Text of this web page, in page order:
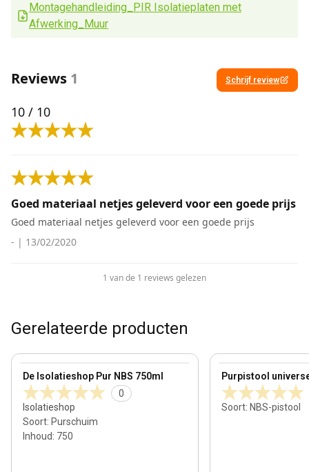
Montagehandleiding_PIR Isolatieplaten met
Afwerking_Muur
Reviews 1 Schrijf review
10 / 10
Goed materiaal netjes geleverd voor een goede prijs
Goed materiaal netjes geleverd voor een goede prijs
- | 13/02/2020
1 van de 1 reviews gelezen
Gerelateerde producten
De Isolatieshop Pur NBS 750ml
0
Isolatieshop
Soort: Purschuim
Inhoud: 750
View product Purpistool
Soort: NBS-pistool
View product